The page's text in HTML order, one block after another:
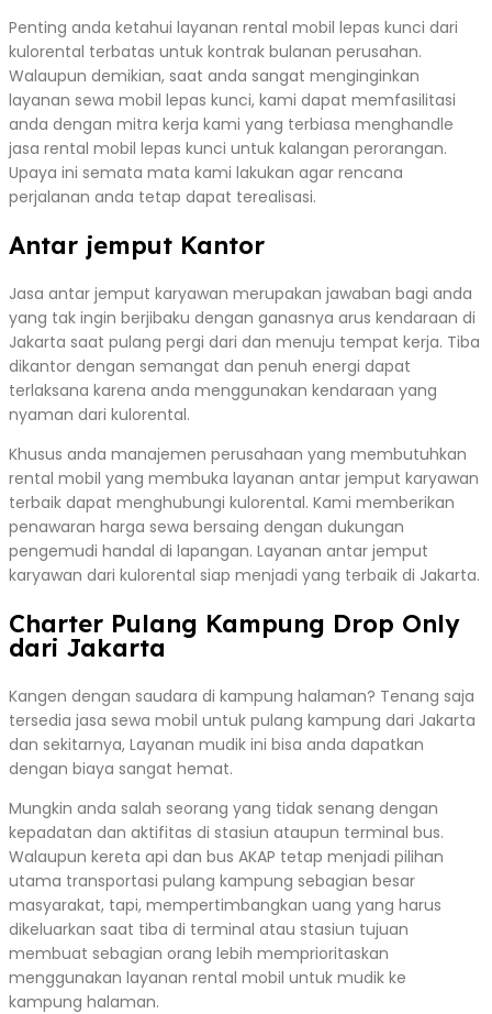
Penting anda ketahui layanan rental mobil lepas kunci dari
kulorental terbatas untuk kontrak bulanan perusahan.
Walaupun demikian, saat anda sangat menginginkan
layanan sewa mobil lepas kunci, kami dapat memfasilitasi
anda dengan mitra kerja kami yang terbiasa menghandle
jasa rental mobil lepas kunci untuk kalangan perorangan.
Upaya ini semata mata kami lakukan agar rencana
perjalanan anda tetap dapat terealisasi.
Antar jemput Kantor
Jasa antar jemput karyawan merupakan jawaban bagi anda
yang tak ingin berjibaku dengan ganasnya arus kendaraan di
Jakarta saat pulang pergi dari dan menuju tempat kerja. Tiba
dikantor dengan semangat dan penuh energi dapat
terlaksana karena anda menggunakan kendaraan yang
nyaman dari kulorental.
Khusus anda manajemen perusahaan yang membutuhkan
rental mobil yang membuka layanan antar jemput karyawan
terbaik dapat menghubungi kulorental. Kami memberikan
penawaran harga sewa bersaing dengan dukungan
pengemudi handal di lapangan. Layanan antar jemput
karyawan dari kulorental siap menjadi yang terbaik di Jakarta.
Charter Pulang Kampung Drop Only
dari Jakarta
Kangen dengan saudara di kampung halaman? Tenang saja
tersedia jasa sewa mobil untuk pulang kampung dari Jakarta
dan sekitarnya, Layanan mudik ini bisa anda dapatkan
dengan biaya sangat hemat.
Mungkin anda salah seorang yang tidak senang dengan
kepadatan dan aktifitas di stasiun ataupun terminal bus.
Walaupun kereta api dan bus AKAP tetap menjadi pilihan
utama transportasi pulang kampung sebagian besar
masyarakat, tapi, mempertimbangkan uang yang harus
dikeluarkan saat tiba di terminal atau stasiun tujuan
membuat sebagian orang lebih memprioritaskan
menggunakan layanan rental mobil untuk mudik ke
kampung halaman.